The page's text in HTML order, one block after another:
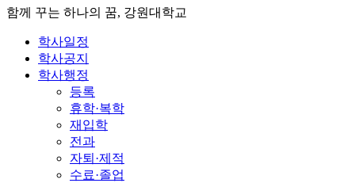
함께 꾸는 하나의 꿈, 강원대학교
학사일정
학사공지
학사행정
등록
휴학·복학
재입학
전과
자퇴·제적
수료·졸업